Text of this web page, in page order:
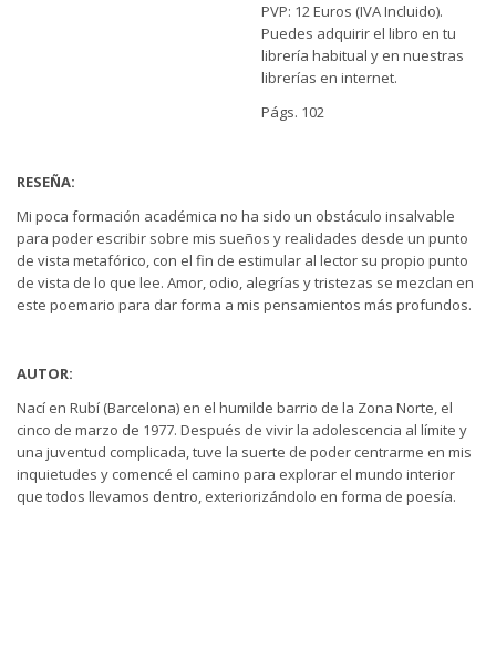
PVP: 12 Euros (IVA Incluido).
Puedes adquirir el libro en tu
librería habitual y en nuestras
librerías en internet.
Págs. 102
RESEÑA:
Mi poca formación académica no ha sido un obstáculo insalvable
para poder escribir sobre mis sueños y realidades desde un punto
de vista metafórico, con el fin de estimular al lector su propio punto
de vista de lo que lee. Amor, odio, alegrías y tristezas se mezclan en
este poemario para dar forma a mis pensamientos más profundos.
AUTOR:
Nací en Rubí (Barcelona) en el humilde barrio de la Zona Norte, el
cinco de marzo de 1977. Después de vivir la adolescencia al límite y
una juventud complicada, tuve la suerte de poder centrarme en mis
inquietudes y comencé el camino para explorar el mundo interior
que todos llevamos dentro, exteriorizándolo en forma de poesía.